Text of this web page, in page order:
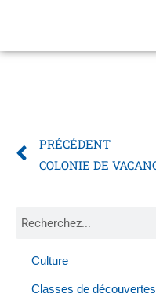
PRÉCÉDENT
Culture
Classes de découvertes